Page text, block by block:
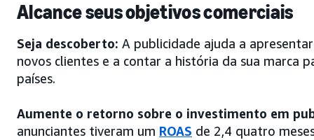
Alcance seus objetivos comerciais
Seja descoberto: A publicidade ajuda a
novos clientes e a contar a história da sua marca
países.
Aumente o retorno sobre o investimento em
anunciantes tiveram um ROAS de 2,4 quatro